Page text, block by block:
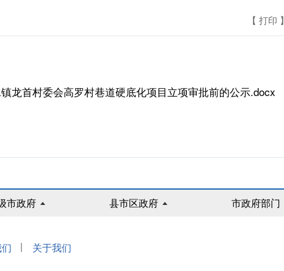
【 打印 】
龙首村委会高罗村巷道硬底化项目立项审批前的公示.docx
市政府 县市区政府 市政府部门
| 关于我们